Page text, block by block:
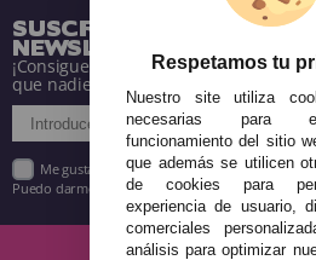
SUSCRÍBETE A NUESTRA
NEWSLETTER
¡Consigue descuentos y entérate de
que nadie!
Me gustaría recibir descuentos exclusivos,
Puedo darme de baja cuando quiera según lo
Respetamos tu
Nuestro site utiliza
necesarias para
funcionamiento del sitio
que además se utilicen
de cookies para
experiencia de usuario,
comerciales
análisis para optimizar